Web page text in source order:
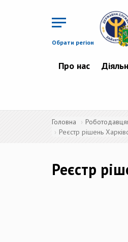
Обрати регіон
Про нас
Головна
Реєстр рішень
Реєстр